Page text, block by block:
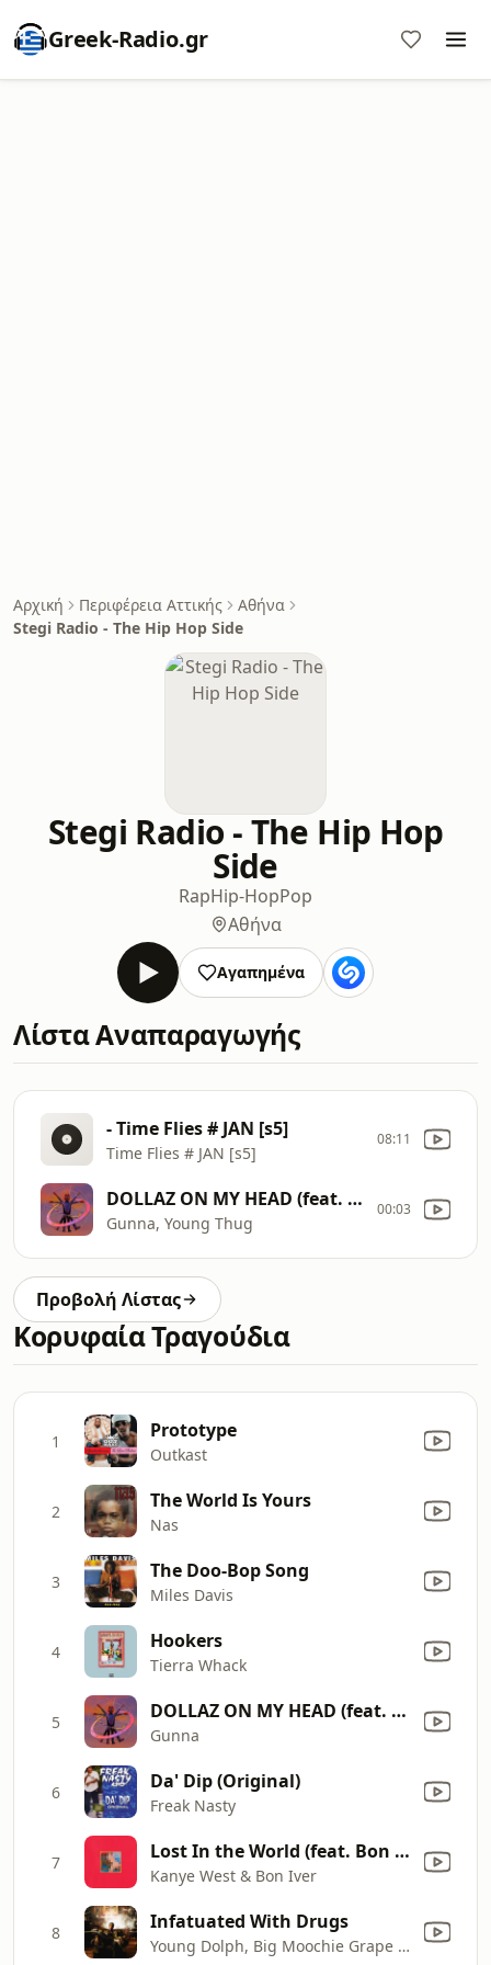
Greek-Radio.gr
Αρχική Περιφέρεια Αττικής
Αθήνα
Stegi Radio - The Hip Hop Side
Stegi Radio - The Hip Hop
Side
RapHip-HopPop
Αθήνα
Αγαπημένα
Λίστα Αναπαραγωγής
- Time Flies # JAN [s5]
Time Flies # JAN [s5]
08:11
DOLLAZ ON MY HEAD (feat. Young Thug)
Gunna, Young Thug
00:03
Προβολή Λίστας
Κορυφαία Τραγούδια
1 Prototype
Outkast
2 The World Is Yours
Nas
3 The Doo-Bop Song
Miles Davis
4 Hookers
Tierra Whack
5 DOLLAZ ON MY HEAD (feat. Young Thug)
Gunna
6 Da' Dip (Original)
Freak Nasty
7 Lost In the World (feat. Bon Iver)
Kanye West & Bon Iver
8 Infatuated With Drugs
Young Dolph, Big Moochie Grape & Snupe Bandz